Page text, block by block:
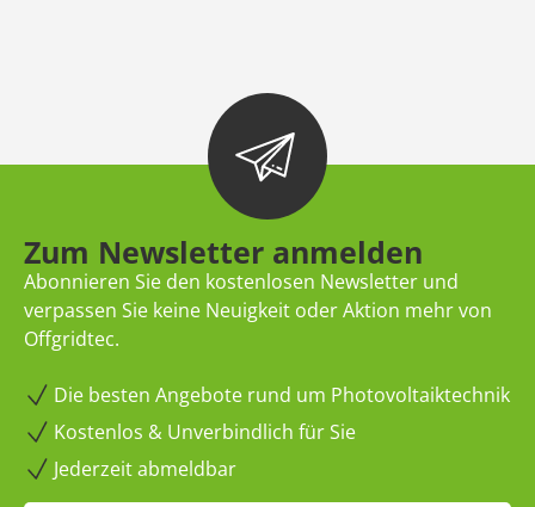
Zum Newsletter anmelden
Abonnieren Sie den kostenlosen Newsletter und
verpassen Sie keine Neuigkeit oder Aktion mehr von
Offgridtec.
Die besten Angebote rund um Photovoltaiktechnik
Kostenlos & Unverbindlich für Sie
Jederzeit abmeldbar